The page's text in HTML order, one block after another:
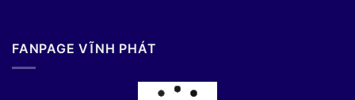
FANPAGE VĨNH PHÁT